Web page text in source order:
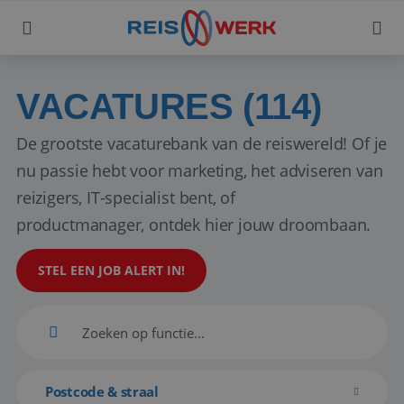
VACATURES (114)
De grootste vacaturebank van de reiswereld! Of je
nu passie hebt voor marketing, het adviseren van
reizigers, IT-specialist bent, of
productmanager, ontdek hier jouw droombaan.
STEL EEN JOB ALERT IN!
Postcode & straal